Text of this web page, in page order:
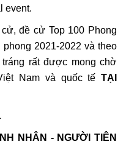
event.
đề cử Top 100 Phong
2021-2022 và theo
rất được mong chờ
Nam và quốc tế TẠI
NHÂN - NGƯỜI TIÊN